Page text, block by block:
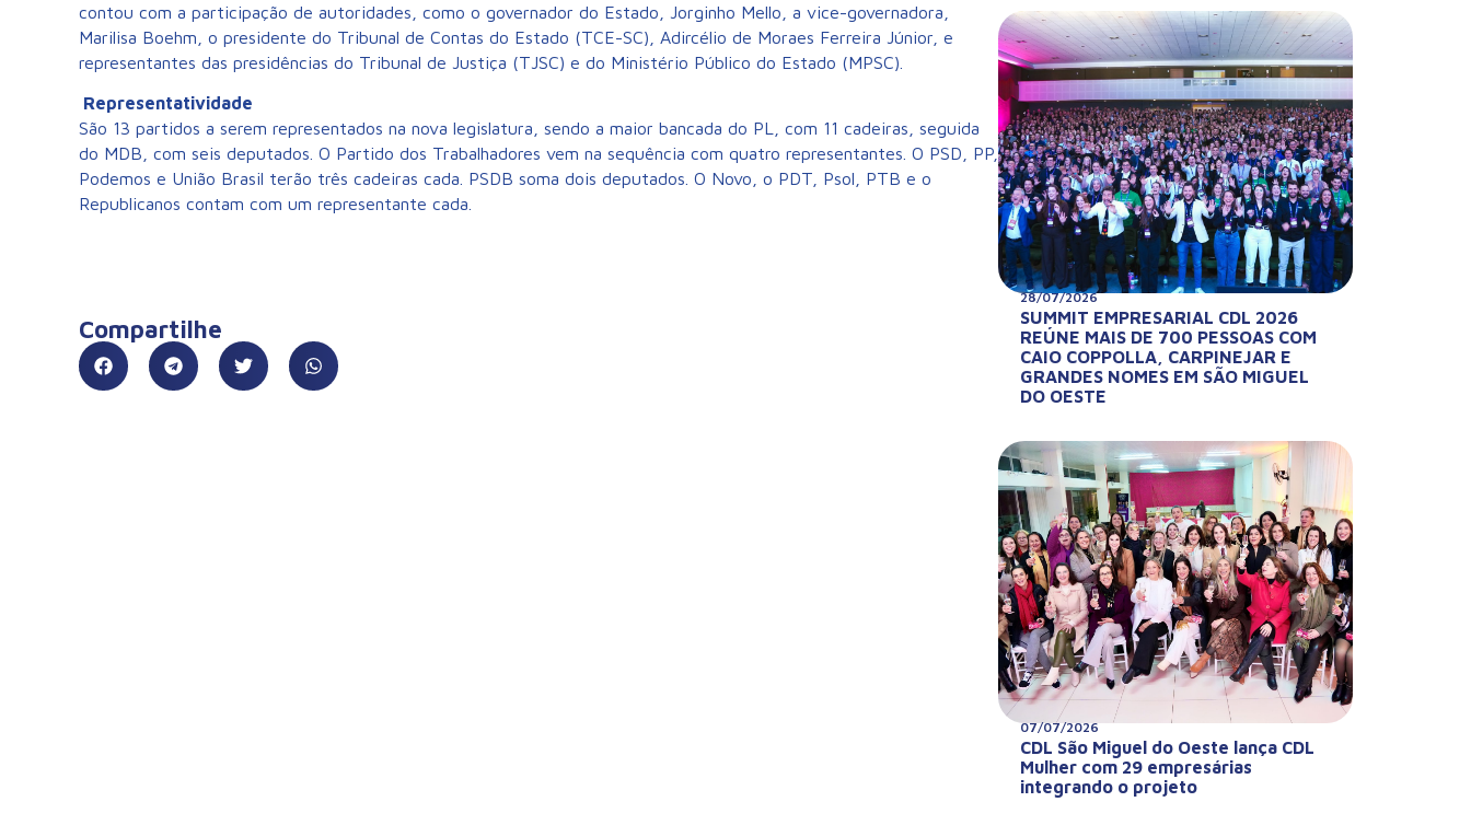
contou com a participação de autoridades, como o governador do Estado, Jorginho Mello, a vice-governadora,
Marilisa Boehm, o presidente do Tribunal de Contas do Estado (TCE-SC), Adircélio de Moraes Ferreira Júnior, e
representantes das presidências do Tribunal de Justiça (TJSC) e do Ministério Público do Estado (MPSC).
Representatividade
São 13 partidos a serem representados na nova legislatura, sendo a maior bancada do PL, com 11 cadeiras, seguida
do MDB, com seis deputados. O Partido dos Trabalhadores vem na sequência com quatro representantes. O PSD, PP,
Podemos e União Brasil terão três cadeiras cada. PSDB soma dois deputados. O Novo, o PDT, Psol, PTB e o
Republicanos contam com um representante cada.
Compartilhe
28/07/2026
SUMMIT EMPRESARIAL CDL 2026
REÚNE MAIS DE 700 PESSOAS COM
CAIO COPPOLLA, CARPINEJAR E
GRANDES NOMES EM SÃO MIGUEL
DO OESTE
07/07/2026
CDL São Miguel do Oeste lança CDL
Mulher com 29 empresárias
integrando o projeto